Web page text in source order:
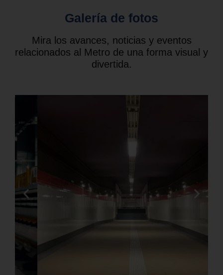
Galería de fotos
Mira los avances, noticias y eventos
relacionados al Metro de una forma visual y
divertida.